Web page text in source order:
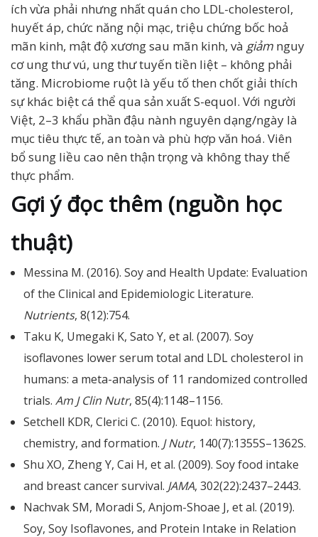
ích vừa phải nhưng nhất quán cho LDL-cholesterol,
huyết áp, chức năng nội mạc, triệu chứng bốc hoả
mãn kinh, mật độ xương sau mãn kinh, và giảm nguy
cơ ung thư vú, ung thư tuyến tiền liệt – không phải
tăng. Microbiome ruột là yếu tố then chốt giải thích
sự khác biệt cá thể qua sản xuất S-equol. Với người
Việt, 2–3 khẩu phần đậu nành nguyên dạng/ngày là
mục tiêu thực tế, an toàn và phù hợp văn hoá. Viên
bổ sung liều cao nên thận trọng và không thay thế
thực phẩm.
Gợi ý đọc thêm (nguồn học
thuật)
Messina M. (2016). Soy and Health Update: Evaluation
of the Clinical and Epidemiologic Literature.
Nutrients, 8(12):754.
Taku K, Umegaki K, Sato Y, et al. (2007). Soy
isoflavones lower serum total and LDL cholesterol in
humans: a meta-analysis of 11 randomized controlled
trials. Am J Clin Nutr, 85(4):1148–1156.
Setchell KDR, Clerici C. (2010). Equol: history,
chemistry, and formation. J Nutr, 140(7):1355S–1362S.
Shu XO, Zheng Y, Cai H, et al. (2009). Soy food intake
and breast cancer survival. JAMA, 302(22):2437–2443.
Nachvak SM, Moradi S, Anjom-Shoae J, et al. (2019).
Soy, Soy Isoflavones, and Protein Intake in Relation